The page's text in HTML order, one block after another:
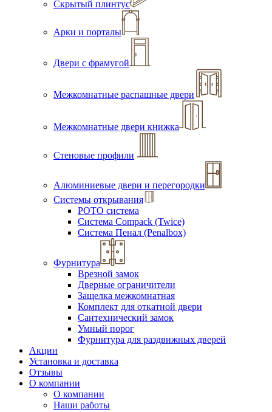
Скрытый плинтус
Арки и порталы
Двери с фрамугой
Межкомнатные распашные двери
Межкомнатные двери книжка
Стеновые профили
Алюминиевые двери и перегородки
Системы открывания
РОТО система
Система Compack (Twice)
Система Пенал (Penalbox)
Фурнитура
Врезной замок
Дверные ограничители
Защелка межкомнатная
Комплект для откатной двери
Сантехнический замок
Умный порог
Фурнитура для раздвижных дверей
Акции
Установка и доставка
Отзывы
О компании
О компании
Наши работы